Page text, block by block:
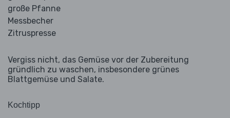
große Pfanne
Messbecher
Zitruspresse
Vergiss nicht, das Gemüse vor der Zubereitung
gründlich zu waschen, insbesondere grünes
Blattgemüse und Salate.
Kochtipp